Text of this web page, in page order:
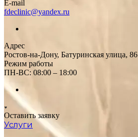
E-mail
fdeclinic@yandex.ru
Адрес
Ростов-на-Дону, Батуринская улица, 86
Режим работы
ПН-ВС: 08:00 – 18:00
Оставить заявку
Услуги